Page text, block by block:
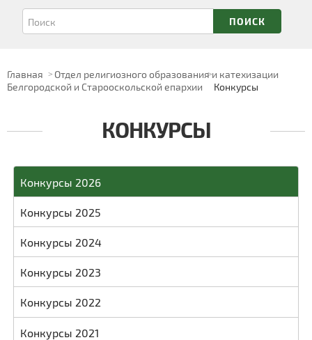
Главная
Отдел религиозного образования и катехизации
Белгородской и Старооскольской епархии
Конкурсы
КОНКУРСЫ
Конкурсы 2026
Конкурсы 2025
Конкурсы 2024
Конкурсы 2023
Конкурсы 2022
Конкурсы 2021